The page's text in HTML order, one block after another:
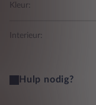
Kleur:
Interieur:
Hulp nodig?